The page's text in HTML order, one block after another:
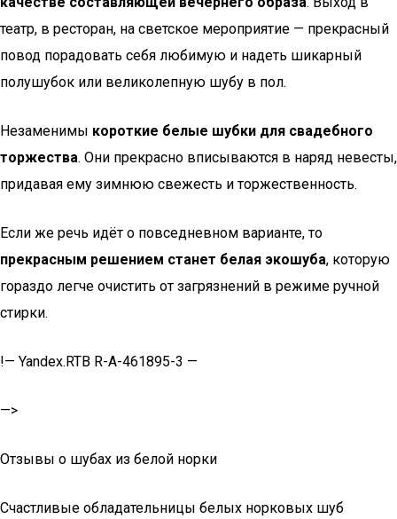
театр, в ресторан, на светское мероприятие — прекрасный
повод порадовать себя любимую и надеть шикарный
полушубок или великолепную шубу в пол.
Незаменимы короткие белые шубки для свадебного
торжества. Они прекрасно вписываются в наряд невесты,
придавая ему зимнюю свежесть и торжественность.
Если же речь идёт о повседневном варианте, то
прекрасным решением станет белая экошуба, которую
гораздо легче очистить от загрязнений в режиме ручной
стирки.
!— Yandex.RTB R-A-461895-3 —
—>
Отзывы о шубах из белой норки
Счастливые обладательницы белых норковых шуб